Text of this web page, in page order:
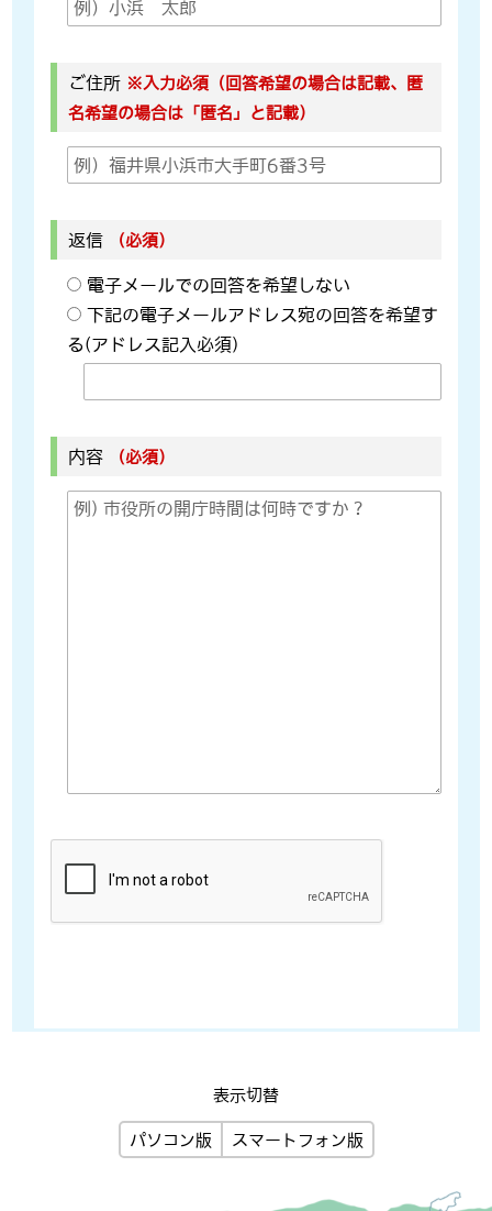
ご住所 ※入力必須（回答希望の場合は記載、匿
名希望の場合は「匿名」と記載）
返信 （必須）
電子メールでの回答を希望しない
下記の電子メールアドレス宛の回答を希望す
る(アドレス記入必須)
内容 （必須）
表示切替
パソコン版 スマートフォン版